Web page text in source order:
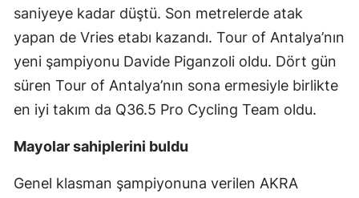
saniyeye kadar düştü. Son metrelerde atak
yapan de Vries etabı kazandı. Tour of Antalya’nın
yeni şampiyonu Davide Piganzoli oldu. Dört gün
süren Tour of Antalya’nın sona ermesiyle birlikte
en iyi takım da Q36.5 Pro Cycling Team oldu.
Mayolar sahiplerini buldu
Genel klasman şampiyonuna verilen AKRA